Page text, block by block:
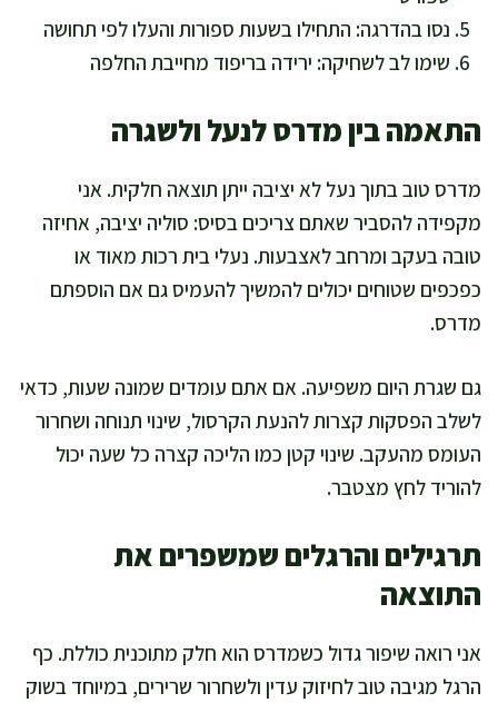
נסו בהדרגה: התחילו בשעות ספורות והעלו לפי תחושה
שימו לב לשחיקה: ירידה בריפוד מחייבת החלפה
התאמה בין מדרס לנעל ולשגרה
מדרס טוב בתוך נעל לא יציבה ייתן תוצאה חלקית. אני
מקפידה להסביר שאתם צריכים בסיס: סוליה יציבה, אחיזה
טובה בעקב ומרחב לאצבעות. נעלי בית רכות מאוד או
כפכפים שטוחים יכולים להמשיך להעמיס גם אם הוספתם
מדרס.
גם שגרת היום משפיעה. אם אתם עומדים שמונה שעות, כדאי
לשלב הפסקות קצרות להנעת הקרסול, שינוי תנוחה ושחרור
העומס מהעקב. שינוי קטן כמו הליכה קצרה כל שעה יכול
להוריד לחץ מצטבר.
תרגילים והרגלים שמשפרים את
התוצאה
אני רואה שיפור גדול כשמדרס הוא חלק מתוכנית כוללת. כף
הרגל מגיבה טוב לחיזוק עדין ולשחרור שרירים, במיוחד בשוק